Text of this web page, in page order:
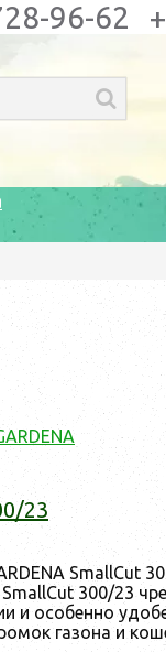
96-62
23
SmallCut
SmallCut 300/23
и осо­бен­но
га­зона и